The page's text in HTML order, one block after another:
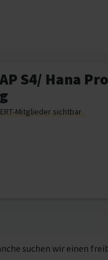
S4/ Hana
Mitglieder sichtbar
suchen wir einen